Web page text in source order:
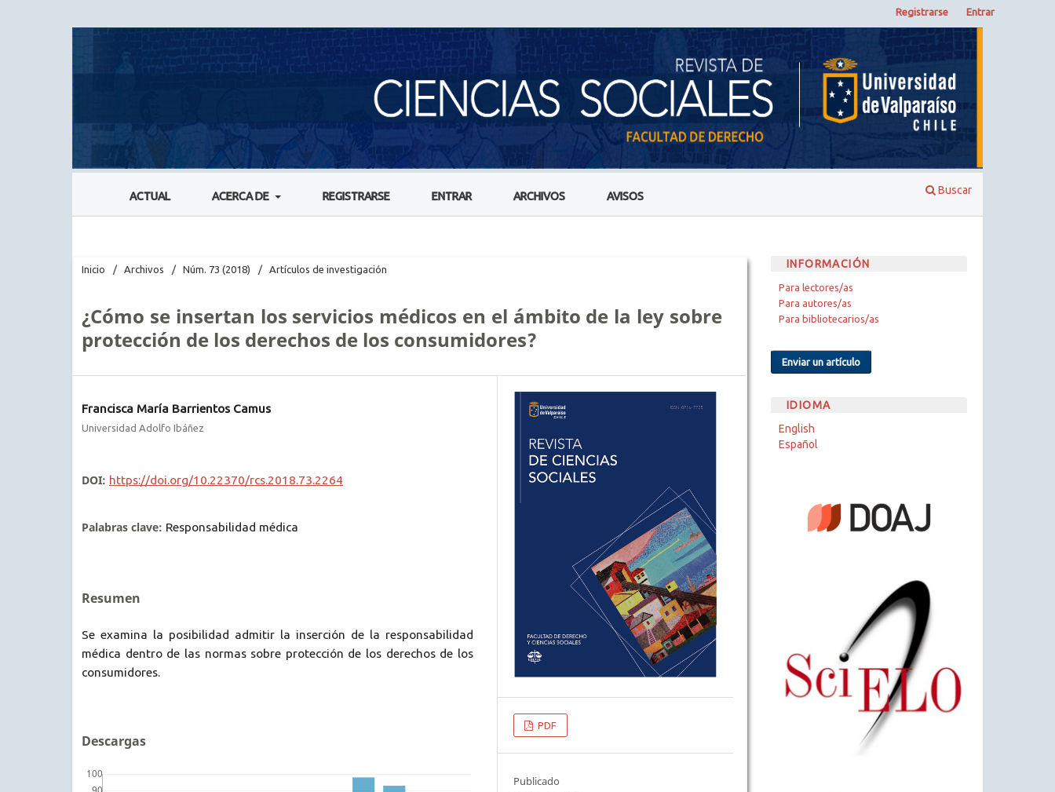
ACTUAL ACERCA DE REGISTRARSE ENTRAR ARCHIVOS AVISOS
Buscar
Registrarse Entrar
Inicio / Archivos / Núm. 73 (2018) / Artículos de investigación
¿Cómo se insertan los servicios médicos en el ámbito de la ley sobre
protección de los derechos de los consumidores?
Francisca María Barrientos Camus
Universidad Adolfo Ibáñez
DOI: https://doi.org/10.22370/rcs.2018.73.2264
Palabras clave: Responsabilidad médica
Resumen
Se examina la posibilidad admitir la inserción de la responsabilidad
médica dentro de las normas sobre protección de los derechos de los
consumidores.
Descargas
PDF
Publicado
INFORMACIÓN
Para lectores/as
Para autores/as
Para bibliotecarios/as
Enviar un artículo
IDIOMA
English
Español